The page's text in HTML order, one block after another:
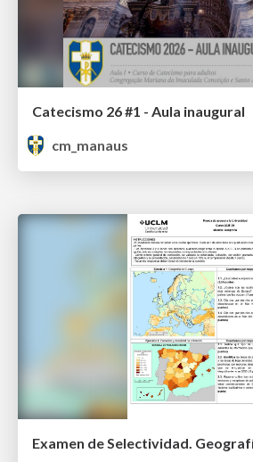
Catecismo 26 #1 - Aula inaugural
cm_manaus